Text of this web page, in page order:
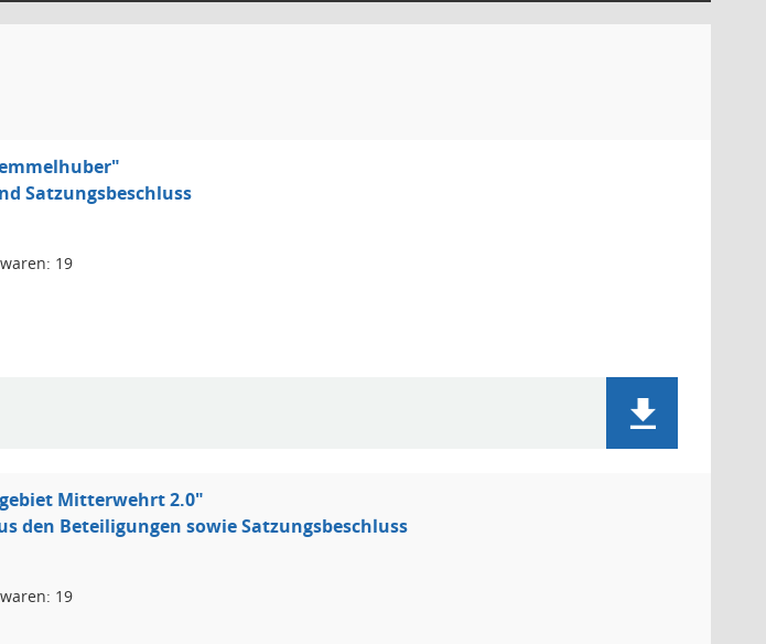
Satzungsbeschluss
19
Mitterwehrt 2.0"
den Beteiligungen sowie Satzungsbeschluss
19